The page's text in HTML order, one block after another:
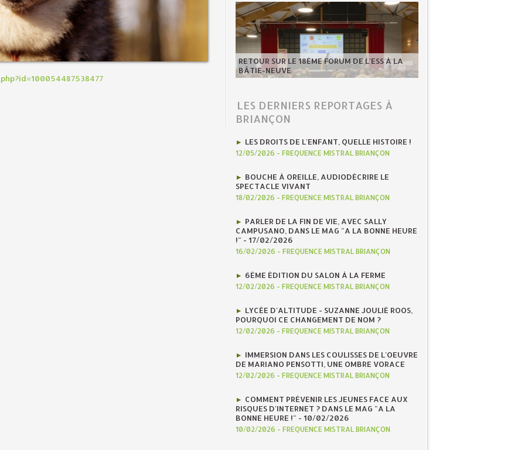
RETOUR SUR LE 18ÈME FORUM DE L'ESS À LA
BÂTIE-NEUVE
LES DERNIERS REPORTAGES À
BRIANÇON
LES DROITS DE L'ENFANT, QUELLE HISTOIRE !
12/05/2026 - FREQUENCE MISTRAL BRIANÇON
BOUCHE À OREILLE, AUDIODÉCRIRE LE
SPECTACLE VIVANT
18/02/2026 - FREQUENCE MISTRAL BRIANÇON
PARLER DE LA FIN DE VIE, AVEC SALLY
CAMPUSANO, DANS LE MAG "A LA BONNE HEURE
!" - 17/02/2026
16/02/2026 - FREQUENCE MISTRAL BRIANÇON
6ÈME ÉDITION DU SALON À LA FERME
12/02/2026 - FREQUENCE MISTRAL BRIANÇON
LYCÉE D'ALTITUDE - SUZANNE JOULIÉ ROOS,
POURQUOI CE CHANGEMENT DE NOM ?
12/02/2026 - FREQUENCE MISTRAL BRIANÇON
IMMERSION DANS LES COULISSES DE L'OEUVRE
DE MARIANO PENSOTTI, UNE OMBRE VORACE
12/02/2026 - FREQUENCE MISTRAL BRIANÇON
COMMENT PRÉVENIR LES JEUNES FACE AUX
RISQUES D'INTERNET ? DANS LE MAG "A LA
BONNE HEURE !" - 10/02/2026
10/02/2026 - FREQUENCE MISTRAL BRIANÇON